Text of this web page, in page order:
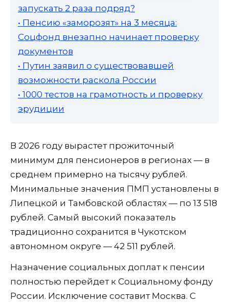
запускать 2 раза подряд?
• Пенсию «заморозят» на 3 месяца:
Соцфонд внезапно начинает проверку
документов
• Путин заявил о существовавшей
возможности раскола России
• 1000 тестов на грамотность и проверку
эрудиции
В 2026 году вырастет прожиточный
минимум для пенсионеров в регионах — в
среднем примерно на тысячу рублей.
Минимальные значения ПМП установлены в
Липецкой и Тамбовской областях — по 13 518
рублей. Самый высокий показатель
традиционно сохранится в Чукотском
автономном округе — 42 511 рублей.
Назначение социальных доплат к пенсии
полностью перейдет к Социальному фонду
России. Исключение составит Москва. С